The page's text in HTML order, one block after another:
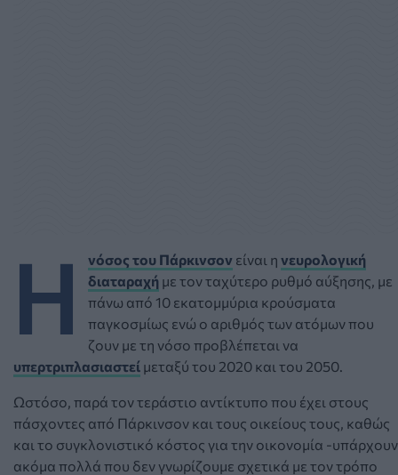
Η νόσος του Πάρκινσον είναι η νευρολογική
διαταραχή με τον ταχύτερο ρυθμό αύξησης, με
πάνω από 10 εκατομμύρια κρούσματα
παγκοσμίως ενώ ο αριθμός των ατόμων που
ζουν με τη νόσο προβλέπεται να
υπερτριπλασιαστεί μεταξύ του 2020 και του 2050.
Ωστόσο, παρά τον τεράστιο αντίκτυπο που έχει στους
πάσχοντες από Πάρκινσον και τους οικείους τους, καθώς
και το συγκλονιστικό κόστος για την οικονομία -υπάρχουν
ακόμα πολλά που δεν γνωρίζουμε σχετικά με τον τρόπο